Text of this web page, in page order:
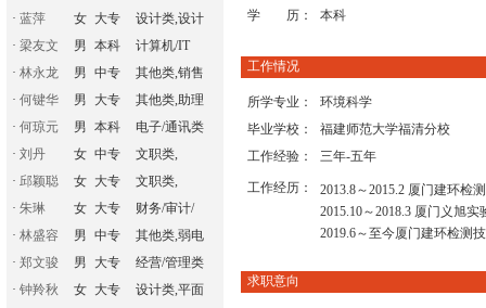
· 蓝萍 女 大专
设计类,设计
· 梁友文 男 本科
计算机/IT
· 林永龙 男 中专
其他类,销售
· 何键华 男 大专
其他类,助理
· 何琼元 男 本科
电子/通讯类
· 刘丹 女 中专
文职类,
· 邱颖聪 女 大专
文职类,
· 朱琳 女 大专
财务/审计/
· 林盛容 男 中专
其他类,弱电
· 郑文骏 男 大专
经营/管理类
· 钟羚秋 女 大专
设计类,平面
学 历：
本科
工作情况
所学专业：
环境科学
毕业学校：
福建师范大学福清分校
工作经验：
三年-五年
工作经历：
2013.8～2015.2 厦门建环
2015.10～2018.3 厦门义旭
2019.6～至今厦门建环检
求职意向